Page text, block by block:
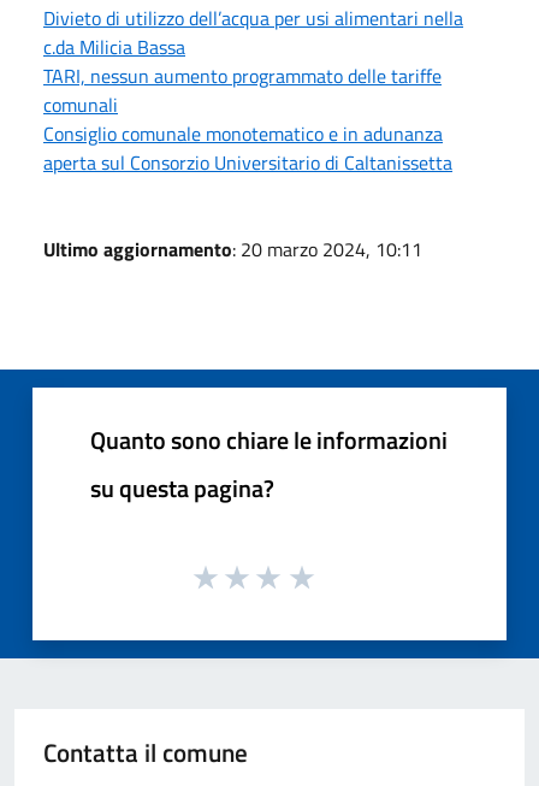
Divieto di utilizzo dell’acqua per usi alimentari nella
c.da Milicia Bassa
TARI, nessun aumento programmato delle tariffe
comunali
Consiglio comunale monotematico e in adunanza
aperta sul Consorzio Universitario di Caltanissetta
Ultimo aggiornamento: 20 marzo 2024, 10:11
Quanto sono chiare le informazioni
su questa pagina?
Contatta il comune